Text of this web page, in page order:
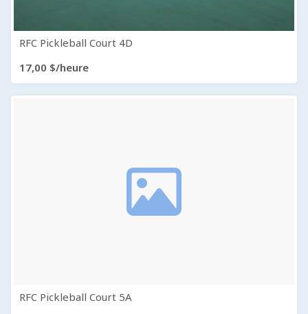
RFC Pickleball Court 4D
17,00 $/heure
RFC Pickleball Court 5A